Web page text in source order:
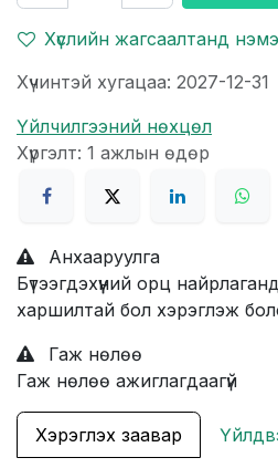
Хүслийн жагсаалтанд
Хүчинтэй хугацаа: 2027-12-31
Үйлчилгээний нөхцөл
Хүргэлт: 1 ажлын өдөр
Анхааруулга
Бүтээгдэхүүний орц
харшилтай бол хэрэглэж
Гаж нөлөө
Гаж нөлөө ажиглагдаагүй
Хэрэглэх заавар